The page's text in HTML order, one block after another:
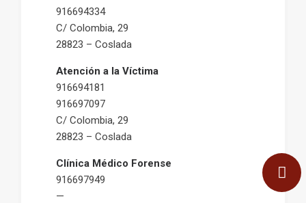
916694334
C/ Colombia, 29
28823 – Coslada
Atención a la Víctima
916694181
916697097
C/ Colombia, 29
28823 – Coslada
Clínica Médico Forense
916697949
—